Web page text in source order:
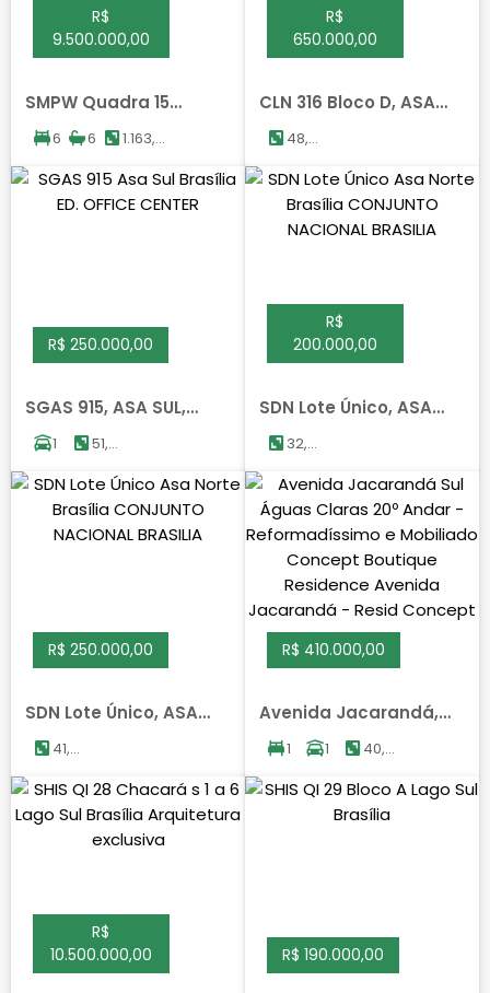
R$
9.500.000,00
SMPW Quadra 15
Conjunto 2, PARK WAY,
BRASILIA
6 6
1.163,00
R$
650.000,00
CLN 316 Bloco D, ASA
NORTE, BRASILIA
48,00
R$ 250.000,00
SGAS 915, ASA SUL,
BRASILIA
1
51,82
R$
200.000,00
SDN Lote Único, ASA
NORTE, BRASILIA
32,00
R$ 250.000,00
SDN Lote Único, ASA
NORTE, BRASILIA
41,70
R$ 410.000,00
Avenida Jacarandá,
SUL, AGUAS CLARAS
1 1
40,00
R$
10.500.000,00
R$ 190.000,00